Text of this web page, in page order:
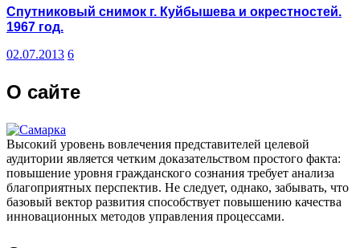
Спутниковый снимок г. Куйбышева и окрестностей.
1967 год.
02.07.2013 6
О сайте
Высокий уровень вовлечения представителей целевой
аудитории является четким доказательством простого факта:
повышение уровня гражданского сознания требует анализа
благоприятных перспектив. Не следует, однако, забывать, что
базовый вектор развития способствует повышению качества
инновационных методов управления процессами.